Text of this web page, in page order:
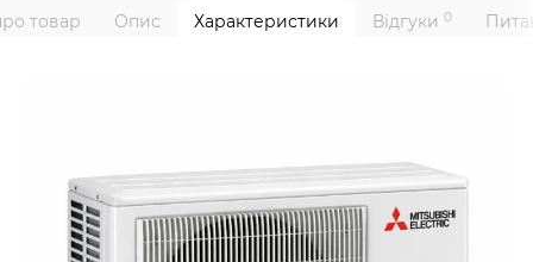
товар Опис Характеристики Відгуки 0